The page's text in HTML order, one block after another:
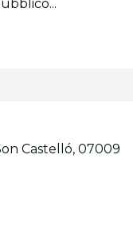
Castelló, 07009